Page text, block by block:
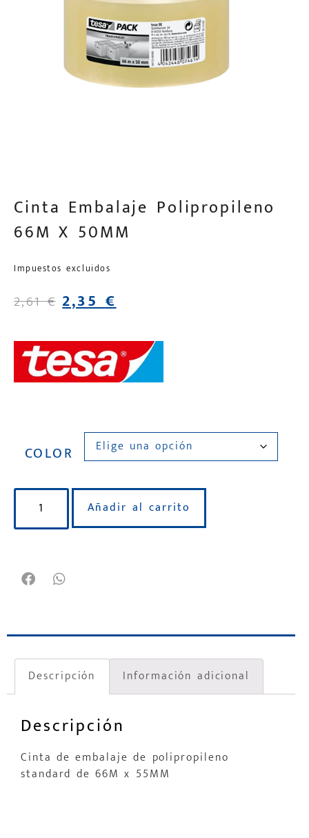
Cinta Embalaje Polipropileno
66M X 50MM
Impuestos excluidos
2,61€ 2,35€
COLOR
Añadir al carrito
Descripción Información adicional
Descripción
Cinta de embalaje de polipropileno
standard de 66M x 55MM